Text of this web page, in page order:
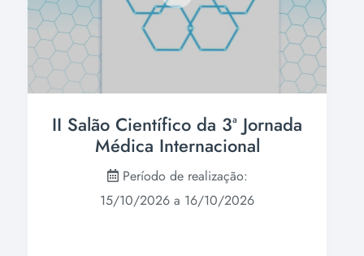
II Salão Científico da 3ª Jornada
Médica Internacional
Período de realização:
15/10/2026 a 16/10/2026